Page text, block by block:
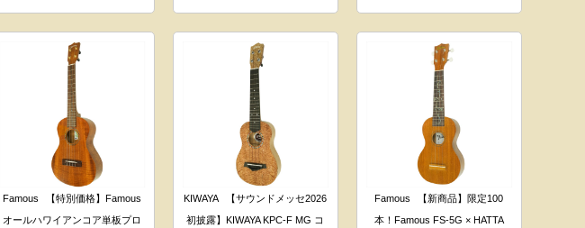
Famous
【特別価格】Famous
オールハワイアンコア単板プロ
KIWAYA
【サウンドメッセ2026
初披露】KIWAYA KPC-F MG コ
Famous
【新商品】限定100
本！Famous FS-5G × HATTA